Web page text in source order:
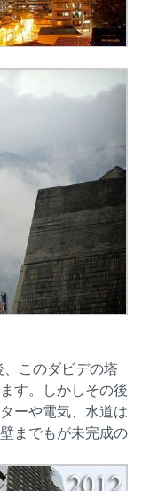
このダビデの塔
す。しかしその後
ーや電気、水道は
までもが未完成の